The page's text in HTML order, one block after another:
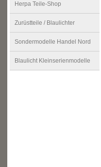
Herpa Teile-Shop
Zurüstteile / Blaulichter
Sondermodelle Handel Nord
Blaulicht Kleinserienmodelle